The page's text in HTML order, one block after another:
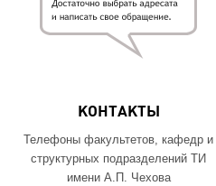
КОНТАКТЫ
Телефоны факультетов, кафедр и
структурных подразделений ТИ
имени А.П. Чехова